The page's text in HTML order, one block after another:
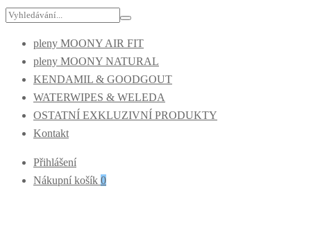
Hledání:
pleny MOONY AIR FIT
pleny MOONY NATURAL
KENDAMIL & GOODGOUT
WATERWIPES & WELEDA
OSTATNÍ EXKLUZIVNÍ PRODUKTY
Kontakt
Přihlášení
Nákupní košík 0